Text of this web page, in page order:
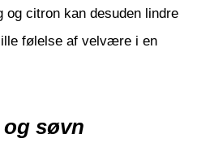
og citron kan desuden lindre
følelse af velvære i en
søvn